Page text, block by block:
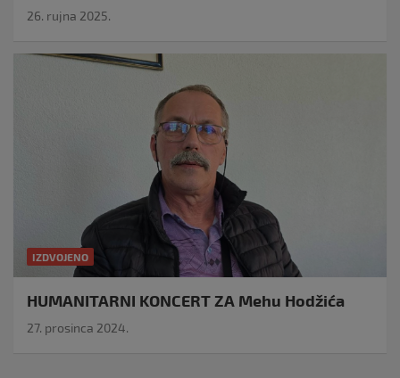
26. rujna 2025.
IZDVOJENO
HUMANITARNI KONCERT ZA Mehu Hodžića
27. prosinca 2024.